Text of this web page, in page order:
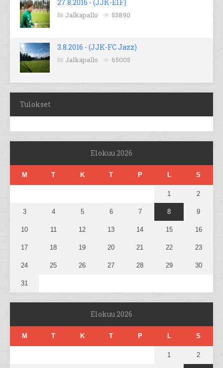
27.8.2016 - (JJK-EIF)
Jalkapallo 53890
3.8.2016 - (JJK-FC Jazz)
Jalkapallo 65005
Tulokset
Elokuu 2026
M T K T P L S
1 2
3 4 5 6 7 8 9
10 11 12 13 14 15 16
17 18 19 20 21 22 23
24 25 26 27 28 29 30
31
Elokuu 2026
M T K T P L S
1 2